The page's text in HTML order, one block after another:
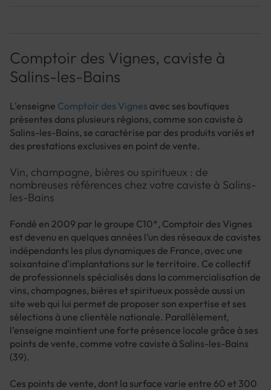
Comptoir des Vignes, caviste à
Salins-les-Bains
L'enseigne Comptoir des Vignes avec ses boutiques
présentes dans plusieurs régions, comme son caviste à
Salins-les-Bains, se caractérise par des produits variés et
des prestations exclusives en point de vente.
Vin, champagne, bières ou spiritueux : de
nombreuses références chez votre caviste à Salins-
les-Bains
Fondé en 2009 par le groupe C10*, Comptoir des Vignes
est devenu en quelques années l’un des réseaux de cavistes
indépendants les plus dynamiques de France, avec une
soixantaine d’implantations sur le territoire. Ce collectif
de professionnels spécialisés dans la commercialisation de
vins, champagnes, bières et spiritueux possède aussi un
site web qui lui permet de proposer son expertise et ses
sélections à une clientèle nationale. Parallèlement,
l’enseigne maintient une forte présence locale grâce à ses
points de vente, comme votre caviste à Salins-les-Bains
(39).
Ces points de vente, dont la surface varie entre 60 et 300